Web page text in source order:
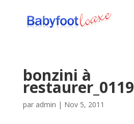
bonzini à
restaurer_0119
par admin | Nov 5, 2011